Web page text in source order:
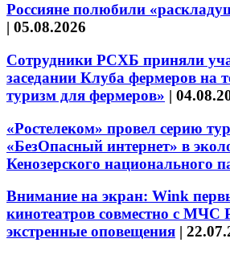
Россияне полюбили
| 05.08.2026
Сотрудники РСХБ приняли
заседании Клуба фермеров на
туризм для фермеров» |
«Ростелеком» провел серию
«БезОпасный интернет» в
Кенозерского национального
Внимание на экран: Wink
кинотеатров совместно с МЧС
экстренные оповещения |